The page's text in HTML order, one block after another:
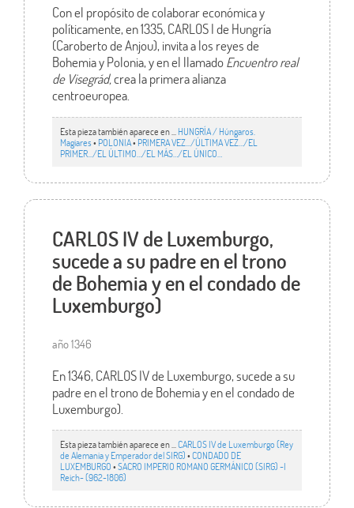
Con el propósito de colaborar económica y
políticamente, en 1335, CARLOS I de Hungría
(Caroberto de Anjou), invita a los reyes de
Bohemia y Polonia, y en el llamadoEncuentro real
de Visegrád,crea la primera alianza
centroeuropea.
Esta pieza también aparece en ... HUNGRÍA / Húngaros.
Magiares• POLONIA• PRIMERA VEZ.../ÚLTIMA VEZ…/EL
PRIMER.../EL ÚLTIMO…/EL MÁS…/EL ÚNICO…
CARLOS IV de Luxemburgo,
sucede a su padre en el trono
de Bohemia y en el condado de
Luxemburgo)
año 1346
En 1346, CARLOS IV de Luxemburgo, sucede a su
padre en el trono de Bohemia y en el condado de
Luxemburgo).
Esta pieza también aparece en ... CARLOS IV de Luxemburgo (Rey
de Alemania y Emperador del SIRG)•CONDADO DE
LUXEMBURGO•SACRO IMPERIO ROMANO GERMÁNICO (SIRG) -I
Reich- (962-1806)